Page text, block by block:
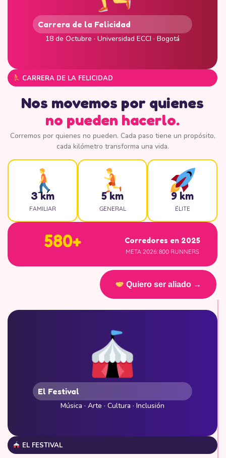
Carrera de la Felicidad
18 de Octubre · Universidad ECCI · Bogotá
CARRERA DE LA FELICIDAD
Nos movemos por quienes
no pueden hacerlo.
Corremos por quienes no pueden. Cada paso tiene un propósito,
cada kilómetro transforma una vida.
3 km
FAMILIAR
5 km
GENERAL
9 km
ÉLITE
580+ Corredores en 2025
META 2026: 800 RUNNERS
Quiero ser aliado →
El Festival
Música · Arte · Cultura · Inclusión
EL FESTIVAL